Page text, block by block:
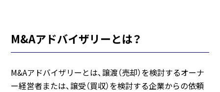
M&Aアドバイザリーとは？
M&Aアドバイザリーとは、譲渡（売却）を検討するオーナ
ー経営者または、譲受（買収）を検討する企業からの依頼